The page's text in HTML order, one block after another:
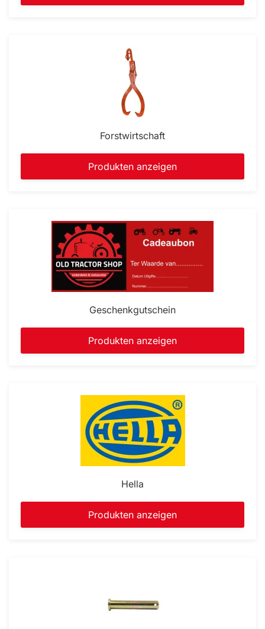
Forstwirtschaft
Produkten anzeigen
Geschenkgutschein
Produkten anzeigen
Hella
Produkten anzeigen